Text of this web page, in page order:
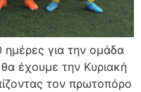
για την ομάδα
έχουμε την Κυριακή
τον πρωτοπόρο